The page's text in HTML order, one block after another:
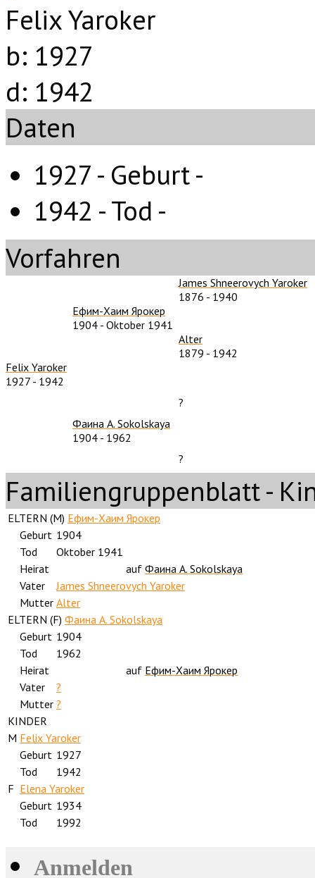
Felix Yaroker
b: 1927
d: 1942
Daten
1927 - Geburt -
1942 - Tod -
Vorfahren
James Shneerovych Yaroker
1876 - 1940
Ефим-Хаим Ярокер
1904 - Oktober 1941
Alter
1879 - 1942
Felix Yaroker
1927 - 1942
?
Фаина А. Sokolskaya
1904 - 1962
?
Familiengruppenblatt -
ELTERN (M) Ефим-Хаим Ярокер
Geburt 1904
Tod
Oktober 1941
Heirat
auf Фаина А. Sokolskaya
Vater
James Shneerovych Yaroker
Mutter Alter
ELTERN (F) Фаина А. Sokolskaya
Geburt 1904
Tod
1962
Heirat
auf Ефим-Хаим Ярокер
Vater
?
Mutter ?
KINDER
M Felix Yaroker
Geburt 1927
Tod
1942
F Elena Yaroker
Geburt 1934
Tod
1992
Anmelden